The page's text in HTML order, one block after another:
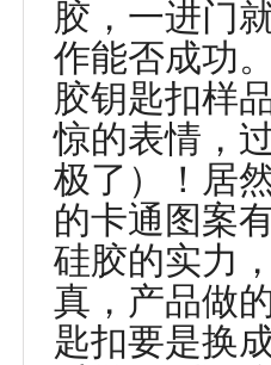
胶，一进门
作能否成功
胶钥匙扣样
惊的表情，
极了）！居
的卡通图案
硅胶的实力
真，产品做
匙扣要是换